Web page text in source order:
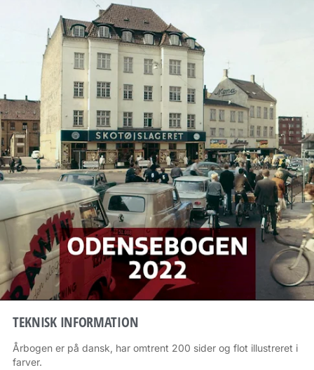
TEKNISK INFORMATION
Årbogen er på dansk, har omtrent 200 sider og flot illustreret i
farver.